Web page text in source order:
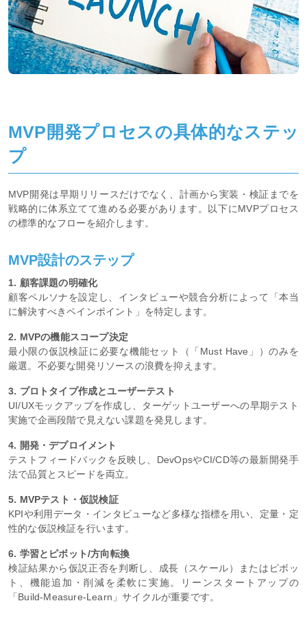
MVP開発プロセスの具体的なステッ
プ
MVP開発は早期リリースだけでなく、計画から実装・検証までを
戦略的に体系立てて進める必要があります。以下にMVPプロセス
の標準的なフローを紹介します。
MVP設計のステップ
1. 顧客課題の明確化
顧客ペルソナを設定し、インタビューや競合分析によって「本当
に解決すべきペインポイント」を特定します。
2. MVPの機能スコープ決定
最小限の仮説検証に必要な機能セット（「Must Have」）のみを
厳選。不必要な開発リソースの浪費を抑えます。
3. プロトタイプ作成とユーザーテスト
UI/UXモックアップを作成し、ターゲットユーザーへの早期テスト
実施で企画段階で見えない課題を発見します。
4. 開発・デプロイメント
テストフィードバックを反映し、DevOpsやCI/CD等の最新開発手
法で品質とスピードを両立。
5. MVPテスト・仮説検証
KPIや利用データ・インタビューなど多様な指標を用い、定量・定
性的な仮説検証を行います。
6. 学習とピボット/方向転換
検証結果から仮説正否を判断し、成長（スケール）またはピボッ
ト、機能追加・削減を柔軟に実施。リーンスタートアップの
「Build-Measure-Learn」サイクルが重要です。